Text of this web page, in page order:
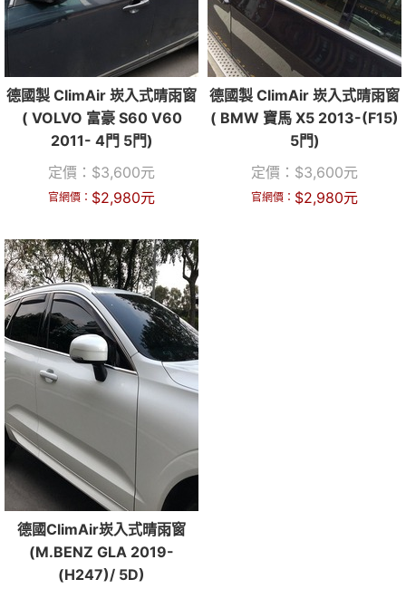
德國製 ClimAir 崁入式晴雨窗
( VOLVO 富豪 S60 V60
2011- 4門 5門)
定價： $3,600元
官網價： $2,980元
德國製 ClimAir 崁入式晴雨窗
( BMW 寶馬 X5 2013-(F15)
5門)
定價： $3,600元
官網價： $2,980元
德國ClimAir崁入式晴雨窗
(M.BENZ GLA 2019-
(H247)/ 5D)